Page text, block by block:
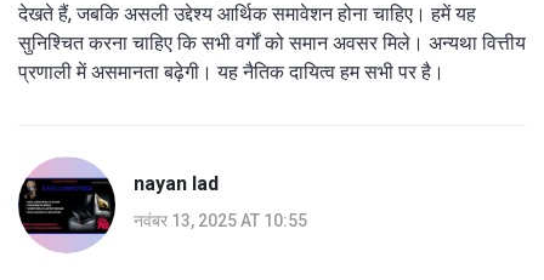
देखते हैं, जबकि असली उद्देश्य आर्थिक समावेशन होना चाहिए। हमें यह
सुनिश्चित करना चाहिए कि सभी वर्गों को समान अवसर मिले। अन्यथा वित्तीय
प्रणाली में असमानता बढ़ेगी। यह नैतिक दायित्व हम सभी पर है।
nayan lad
नवंबर 13, 2025 AT 10:55